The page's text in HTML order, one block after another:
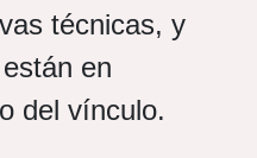
técnicas, y
en
del vínculo.